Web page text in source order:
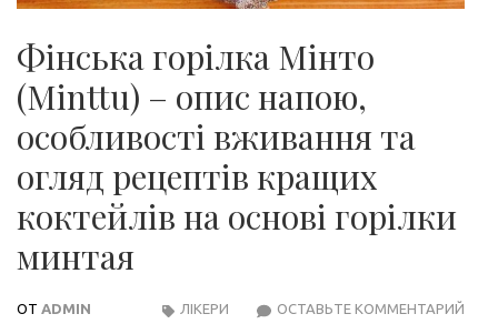
Фінська горілка Мінто
(Minttu) – опис напою,
особливості вживання та
огляд рецептів кращих
коктейлів на основі горілки
минтая
ОТ ADMIN ОСТАВЬТЕ КОММЕНТАРИЙ
ЛІКЕРИ